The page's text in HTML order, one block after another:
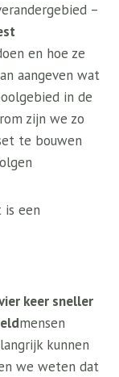
–
en hoe ze
aangeven wat
in de
zijn we zo
te bouwen
is een
keer sneller
mensen
kunnen
we weten dat